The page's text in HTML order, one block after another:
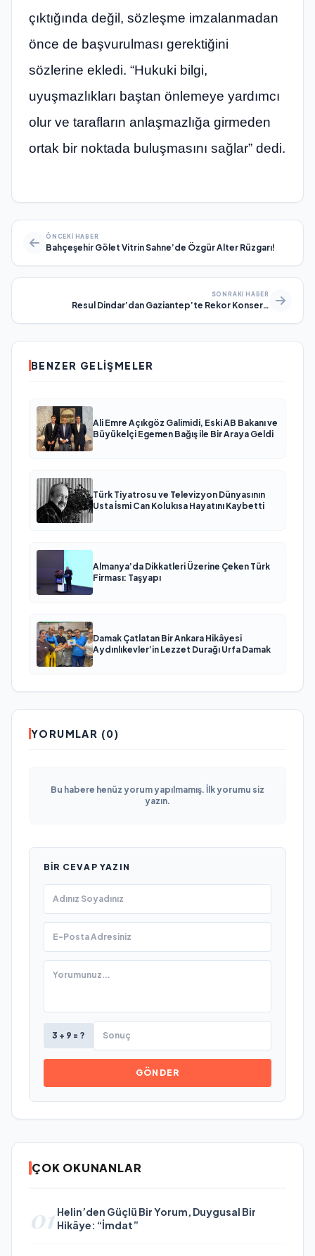
çıktığında değil, sözleşme imzalanmadan
önce de başvurulması gerektiğini
sözlerine ekledi. “Hukuki bilgi,
uyuşmazlıkları baştan önlemeye yardımcı
olur ve tarafların anlaşmazlığa girmeden
ortak bir noktada buluşmasını sağlar” dedi.
ÖNCEKI HABER
Bahçeşehir Gölet Vitrin Sahne’de Özgür Alter Rüzgarı!
SONRAKI HABER
Resul Dindar’dan Gaziantep’te Rekor Konser…
BENZER GELIŞMELER
Ali Emre Açıkgöz Galimidi, Eski AB Bakanı ve
Büyükelçi Egemen Bağış ile Bir Araya Geldi
Türk Tiyatrosu ve Televizyon Dünyasının
Usta İsmi Can Kolukısa Hayatını Kaybetti
Almanya’da Dikkatleri Üzerine Çeken Türk
Firması: Taşyapı
Damak Çatlatan Bir Ankara Hikâyesi
Aydınlıkevler’in Lezzet Durağı Urfa Damak
YORUMLAR (0)
Bu habere henüz yorum yapılmamış. İlk yorumu siz
yazın.
BIR CEVAP YAZIN
3 + 9 = ?
GÖNDER
ÇOK OKUNANLAR
01 Helin’den Güçlü Bir Yorum, Duygusal Bir
Hikâye: “İmdat”